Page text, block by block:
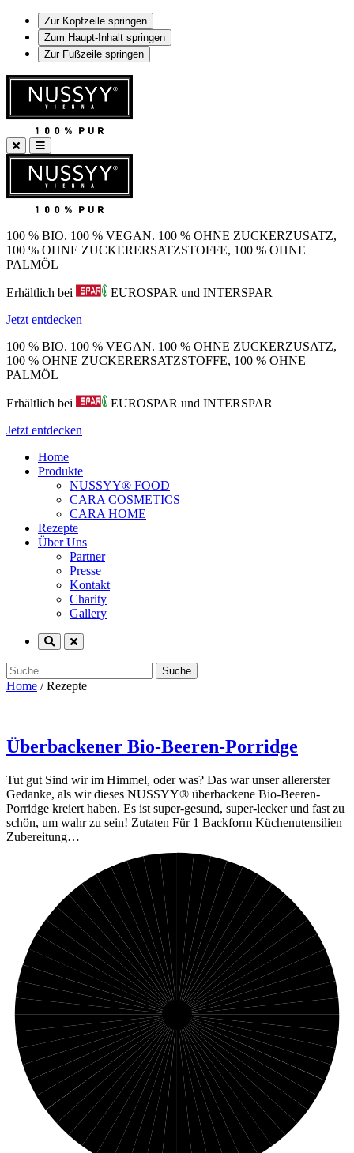
Zur Kopfzeile springen
Zum Haupt-Inhalt springen
Zur Fußzeile springen
100 % BIO. 100 % VEGAN. 100 % OHNE ZUCKERZUSATZ,
100 % OHNE ZUCKERERSATZSTOFFE, 100 % OHNE
PALMÖL
Erhältlich bei
EUROSPAR und INTERSPAR
Jetzt entdecken
100 % BIO. 100 % VEGAN. 100 % OHNE ZUCKERZUSATZ,
100 % OHNE ZUCKERERSATZSTOFFE, 100 % OHNE
PALMÖL
Erhältlich bei
EUROSPAR und INTERSPAR
Jetzt entdecken
Home
Produkte
NUSSYY® FOOD
CARA COSMETICS
CARA HOME
Rezepte
Über Uns
Partner
Presse
Kontakt
Charity
Gallery
Suche
nach:
Home /Rezepte
Überbackener Bio-Beeren-Porridge
Tut gut Sind wir im Himmel, oder was? Das war unser allererster
Gedanke, als wir dieses NUSSYY® überbackene Bio-Beeren-
Porridge kreiert haben. Es ist super-gesund, super-lecker und fast zu
schön, um wahr zu sein! Zutaten Für 1 Backform Küchenutensilien
Zubereitung…